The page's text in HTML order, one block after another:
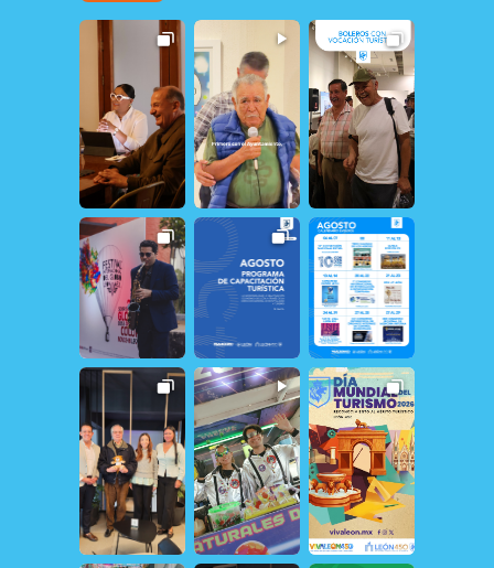
14 0 19 11 1
154 1 30 0 21 1